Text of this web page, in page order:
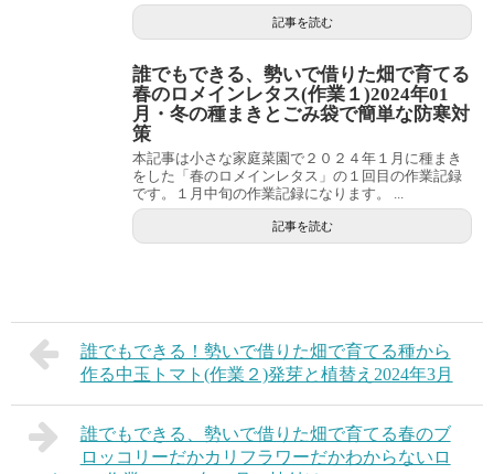
記事を読む
誰でもできる、勢いで借りた畑で育てる
春のロメインレタス(作業１)2024年01
月・冬の種まきとごみ袋で簡単な防寒対
策
本記事は小さな家庭菜園で２０２４年１月に種まき
をした「春のロメインレタス」の１回目の作業記録
です。１月中旬の作業記録になります。 ...
記事を読む
誰でもできる！勢いで借りた畑で育てる種から
作る中玉トマト(作業２)発芽と植替え2024年3月
誰でもできる、勢いで借りた畑で育てる春のブ
ロッコリーだかカリフラワーだかわからないロ